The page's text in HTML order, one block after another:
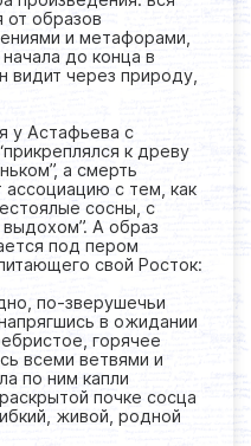
от образов
и метафорами,
до конца в
через природу,
у Астафьева с
к древу
а смерть
ассоциацию с тем, как
сосны, с
А образ
под пером
свой Росток:
по-зверушечьи
в ожидании
горячее
всеми ветвями и
по ним капли
почке сосца
живой, родной